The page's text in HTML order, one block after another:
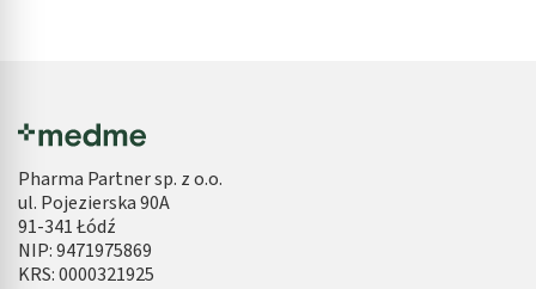
Pharma Partner sp. z o.o.
ul. Pojezierska 90A
91-341 Łódź
NIP: 9471975869
KRS: 0000321925